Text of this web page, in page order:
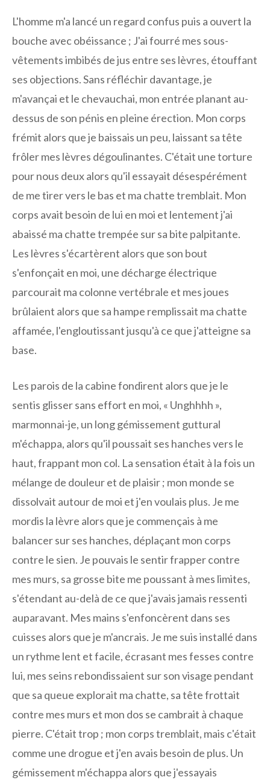
L'homme m'a lancé un regard confus puis a ouvert la
bouche avec obéissance ; J'ai fourré mes sous-
vêtements imbibés de jus entre ses lèvres, étouffant
ses objections. Sans réfléchir davantage, je
m'avançai et le chevauchai, mon entrée planant au-
dessus de son pénis en pleine érection. Mon corps
frémit alors que je baissais un peu, laissant sa tête
frôler mes lèvres dégoulinantes. C'était une torture
pour nous deux alors qu'il essayait désespérément
de me tirer vers le bas et ma chatte tremblait. Mon
corps avait besoin de lui en moi et lentement j'ai
abaissé ma chatte trempée sur sa bite palpitante.
Les lèvres s'écartèrent alors que son bout
s'enfonçait en moi, une décharge électrique
parcourait ma colonne vertébrale et mes joues
brûlaient alors que sa hampe remplissait ma chatte
affamée, l'engloutissant jusqu'à ce que j'atteigne sa
base.
Les parois de la cabine fondirent alors que je le
sentis glisser sans effort en moi, « Unghhhh »,
marmonnai-je, un long gémissement guttural
m'échappa, alors qu'il poussait ses hanches vers le
haut, frappant mon col. La sensation était à la fois un
mélange de douleur et de plaisir ; mon monde se
dissolvait autour de moi et j'en voulais plus. Je me
mordis la lèvre alors que je commençais à me
balancer sur ses hanches, déplaçant mon corps
contre le sien. Je pouvais le sentir frapper contre
mes murs, sa grosse bite me poussant à mes limites,
s'étendant au-delà de ce que j'avais jamais ressenti
auparavant. Mes mains s'enfoncèrent dans ses
cuisses alors que je m'ancrais. Je me suis installé dans
un rythme lent et facile, écrasant mes fesses contre
lui, mes seins rebondissaient sur son visage pendant
que sa queue explorait ma chatte, sa tête frottait
contre mes murs et mon dos se cambrait à chaque
pierre. C'était trop ; mon corps tremblait, mais c'était
comme une drogue et j'en avais besoin de plus. Un
gémissement m'échappa alors que j'essayais